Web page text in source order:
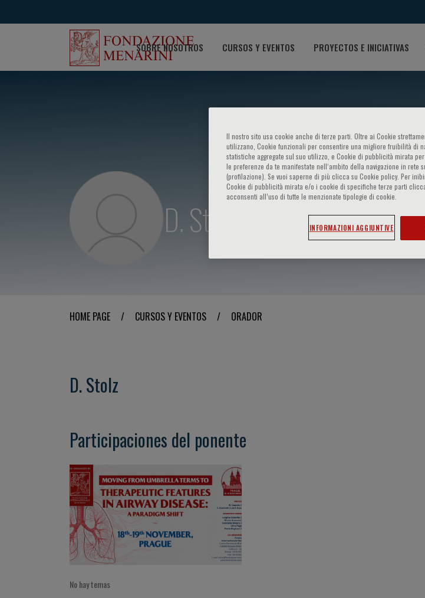
SOBRE NOSOTROS CURSOS Y EVENTOS PROYECTOS E INICIATIVAS
D. Stolz
HOME PAGE / CURSOS Y EVENTOS / ORADOR
D. Stolz
Participaciones del ponente
No hay temas
Il nostro sito usa cookie anche di terze parti. Oltre ai Cookie
utilizzano, Cookie funzionali per consentire una migliore fruibilità di
statistiche aggregate sul suo utilizzo, e Cookie di pubblicità mirata
le preferenze da te manifestate nell‘ambito della navigazione in rete
(profilazione). Se vuoi saperne di più clicca su Cookie policy. Per
Cookie di pubblicità mirata e/o i cookie di specifiche terze parti clicca
acconsenti all’uso di tutte le menzionate tipologie di cookie.
INFORMAZIONI AGGIUNTIVE